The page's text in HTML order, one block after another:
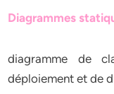
Diagrammes
diagramme de
déploiement et de